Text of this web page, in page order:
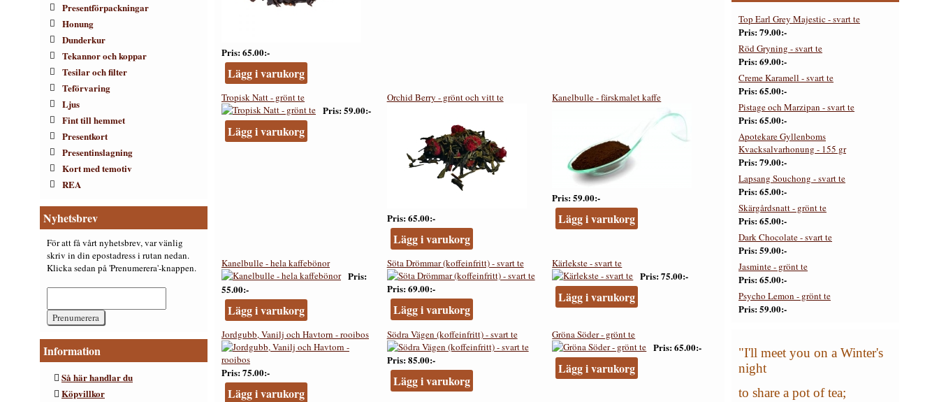
Presentförpackningar
Honung
Dunderkur
Tekannor och koppar
Tesilar och filter
Teförvaring
Ljus
Fint till hemmet
Presentkort
Presentinslagning
Kort med temotiv
REA
Nyhetsbrev
För att få vårt nyhetsbrev, var vänlig
skriv in din epostadress i rutan nedan.
Klicka sedan på 'Prenumerera'-knappen.
Information
Så här handlar du
Köpvillkor
Pris 65.00:-
Lägg i varukorg
Tropisk Natt - grönt te
Pris 59.00:-
Lägg i varukorg
Orchid Berry - grönt och vitt te
Pris 65.00:-
Lägg i varukorg
Kanelbulle - färskmalet kaffe
Pris 59.00:-
Lägg i varukorg
Kanelbulle - hela kaffebönor
Pris
55.00:-
Lägg i varukorg
Söta Drömmar (koffeinfritt) - svart te
Pris 69.00:-
Lägg i varukorg
Kärlekste - svart te
Pris 75.00:-
Lägg i varukorg
Jordgubb, Vanilj och Havtorn - rooibos
Pris 75.00:-
Lägg i varukorg
Södra Vägen (koffeinfritt) - svart te
Pris 85.00:-
Lägg i varukorg
Gröna Söder - grönt te
Pris 65.00:-
Lägg i varukorg
Top Earl Grey Majestic - svart te
Pris 79.00:-
Röd Gryning - svart te
Pris 69.00:-
Creme Karamell - svart te
Pris 65.00:-
Pistage och Marzipan - svart te
Pris 65.00:-
Apotekare Gyllenboms
Kvacksalvarhonung - 155 gr
Pris 79.00:-
Lapsang Souchong - svart te
Pris 65.00:-
Skärgårdsnatt - grönt te
Pris 65.00:-
Dark Chocolate - svart te
Pris 59.00:-
Jasminte - grönt te
Pris 65.00:-
Psycho Lemon - grönt te
Pris 59.00:-
"I'll meet you on a Winter's
night
to share a pot of tea;